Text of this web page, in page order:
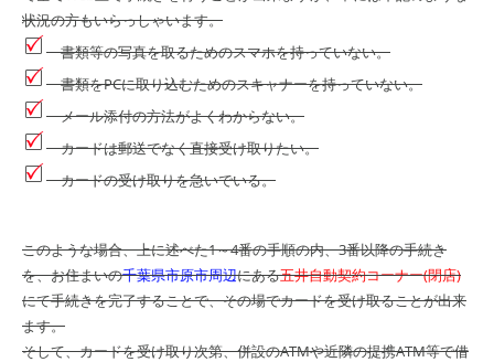
状況の方もいらっしゃいます。
書類等の写真を取るためのスマホを持っていない。
書類をPCに取り込むためのスキャナーを持っていない。
メール添付の方法がよくわからない。
カードは郵送でなく直接受け取りたい。
カードの受け取りを急いでいる。
このような場合、上に述べた1～4番の手順の内、3番以降の手続き
を、お住まいの千葉県市原市周辺にある五井自動契約コーナー(閉店)
にて手続きを完了することで、その場でカードを受け取ることが出来
ます。
そして、カードを受け取り次第、併設のATMや近隣の提携ATM等で借